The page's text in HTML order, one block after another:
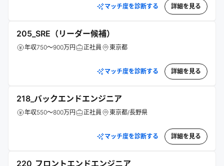
マッチ度を診断する 詳細を見る
205_SRE（リーダー候補）
年収750～900万円 正社員 東京都
マッチ度を診断する 詳細を見る
218_バックエンドエンジニア
年収550～800万円 正社員 東京都/長野県
マッチ度を診断する 詳細を見る
220_フロントエンドエンジニア